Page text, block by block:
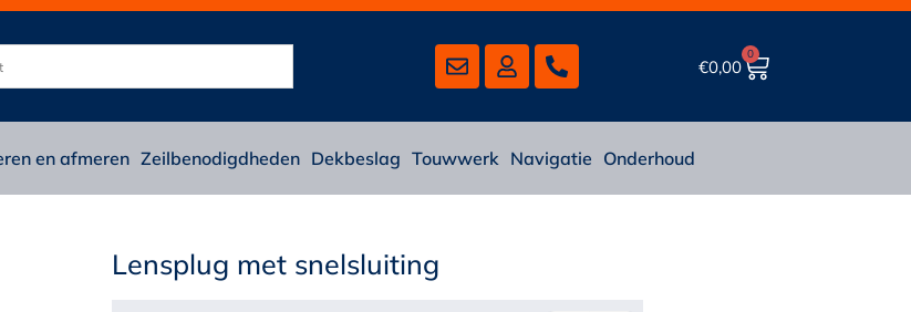
€0,00
0
en afmeren Zeilbenodigdheden Dekbeslag Touwwerk Navigatie Onderhoud
Lensplug met snelsluiting